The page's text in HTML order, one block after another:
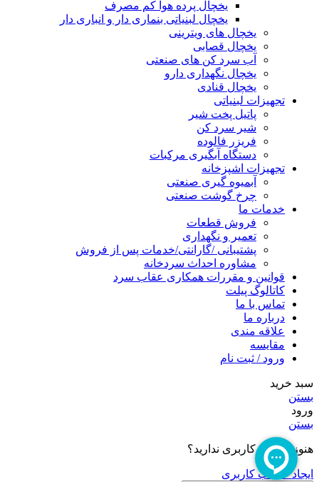
یخچال پرده هوا کم مصرف
یخچال لبنیاتی بنماری دار و انباری دار
یخچال های ویترینی
یخچال قصابی
آب سرد کن های صنعتی
یخچال نگهداری دارو
یخچال قنادی
تجهیزات لبنیاتی
پاتیل پخت شیر
شیر سرد کن
فریزر فالوده
دستگاه آبگیری مرکبات
تجهیزات اشپزخانه
آبمیوه گیری صنعتی
چرخ گوشت صنعتی
خدمات ما
فروش قطعات
تعمیر و نگهداری
پشتیبانی /گارانتی/خدمات پس از فروش
مشاوره احداث سردخانه
قوانین و مقررات همکاری عقاب سرد
کاتالوگ پیلت
تماس با ما
درباره ما
علاقه مندی
مقایسه
ورود / ثبت نام
سبد خرید
بستن
ورود
بستن
هنوز حساب کاربری ندارید؟
ایجاد حساب کاربری